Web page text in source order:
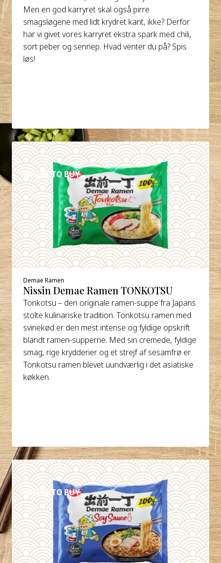
Men en god karryret skal også pirre
smagsløgene med lidt krydret kant, ikke? Derfor
har vi givet vores karryret ekstra spark med chili,
sort peber og sennep. Hvad venter du på? Spis
løs!
WHERE TO BUY
DETALJER
Demae Ramen
Nissin Demae Ramen TONKOTSU
Tonkotsu – den originale ramen-suppe fra Japans
stolte kulinariske tradition. Tonkotsu ramen med
svinekød er den mest intense og fyldige opskrift
blandt ramen-supperne. Med sin cremede, fyldige
smag, rige krydderier og et strejf af sesamfrø er
Tonkotsu ramen blevet uundværlig i det asiatiske
køkken.
WHERE TO BUY
DETALJER